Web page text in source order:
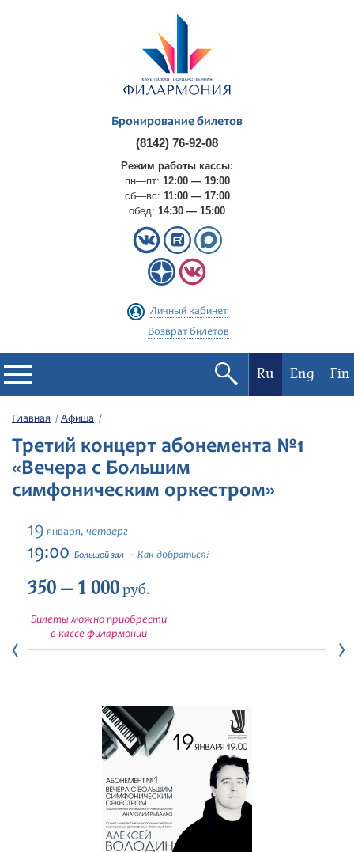
Бронирование билетов
(8142) 76-92-08
Режим работы кассы:
пн—пт: 12:00 — 19:00
сб—вс: 11:00 — 17:00
обед: 14:30 — 15:00
Личный кабинет
Возврат билетов
Филармония
Афиша
Фестивали
Абонементы
Новости
Контакты
Ru Eng Fin
Главная Афиша
Третий концерт абонемента №1
«Вечера с Большим
симфоническим оркестром»
19 января, четверг
19:00 Большой зал Как добраться?
350 — 1 000руб.
Билеты можно приобрести
в кассе филармонии